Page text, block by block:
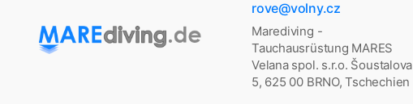
rove@volny.cz
Marediving -
Tauchausrüstung MARES
Velana spol. s.r.o. Šoustalova
5, 625 00 BRNO, Tschechien